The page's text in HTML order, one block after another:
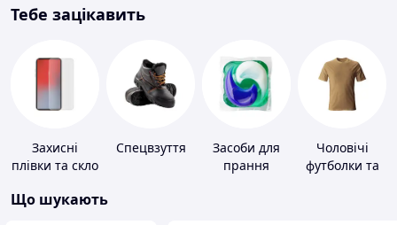
Тебе зацікавить
Захисні
плівки та скло
портативних
Спецвзуття
Засоби для
прання
Чоловічі
футболки та
Що шукають